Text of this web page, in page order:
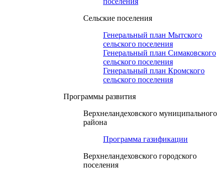
Сельские поселения
Генеральный план Мытского
сельского поселения
Генеральный план Симаковского
сельского поселения
Генеральный план Кромского
сельского поселения
Программы развития
Верхнеландеховского муниципального
района
Программа газификации
Верхнеландеховского городского
поселения